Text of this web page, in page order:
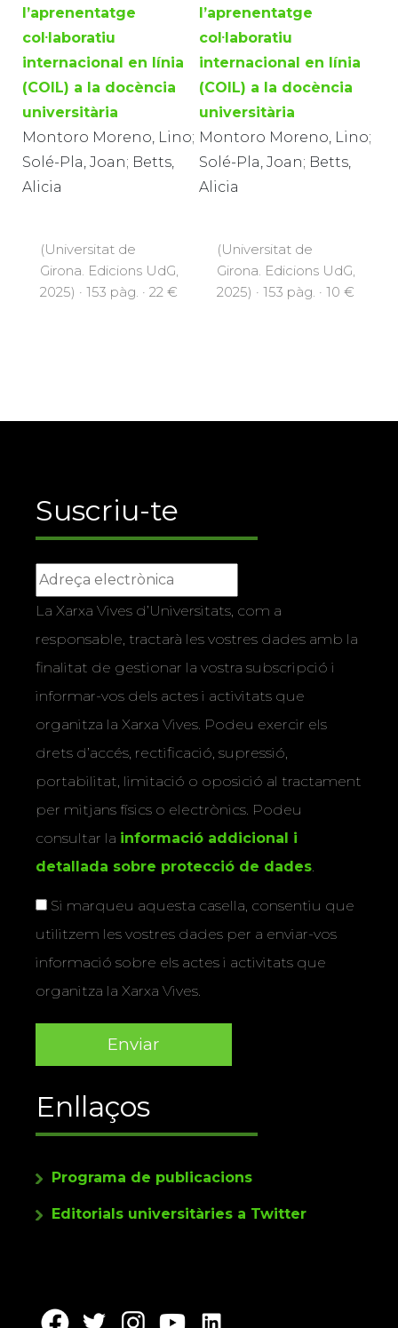
l’aprenentatge
col·laboratiu
internacional en línia
(COIL) a la docència
universitària
Montoro Moreno, Lino;
Solé-Pla, Joan; Betts,
Alicia
(Universitat de
Girona. Edicions UdG,
2025) · 153 pàg. · 22 €
l’aprenentatge
col·laboratiu
internacional en línia
(COIL) a la docència
universitària
Montoro Moreno, Lino;
Solé-Pla, Joan; Betts,
Alicia
(Universitat de
Girona. Edicions UdG,
2025) · 153 pàg. · 10 €
Suscriu-te
La Xarxa Vives d’Universitats, com a
responsable, tractarà les vostres dades amb la
finalitat de gestionar la vostra subscripció i
informar-vos dels actes i activitats que
organitza la Xarxa Vives. Podeu exercir els
drets d’accés, rectificació, supressió,
portabilitat, limitació o oposició al tractament
per mitjans físics o electrònics. Podeu
consultar la informació addicional i
detallada sobre protecció de dades.
Si marqueu aquesta casella, consentiu que
utilitzem les vostres dades per a enviar-vos
informació sobre els actes i activitats que
organitza la Xarxa Vives.
Enllaços
Programa de publicacions
Editorials universitàries a Twitter